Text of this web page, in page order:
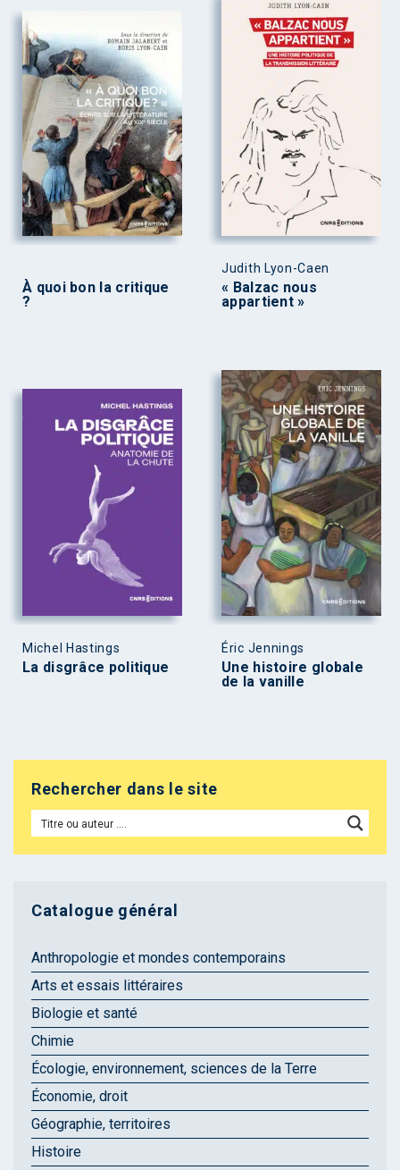
À quoi bon la critique
?
Judith Lyon-Caen
« Balzac nous
appartient »
Michel Hastings
La disgrâce politique
Éric Jennings
Une histoire globale
de la vanille
Rechercher dans le site
Catalogue général
Anthropologie et mondes contemporains
Arts et essais littéraires
Biologie et santé
Chimie
Écologie, environnement, sciences de la Terre
Économie, droit
Géographie, territoires
Histoire